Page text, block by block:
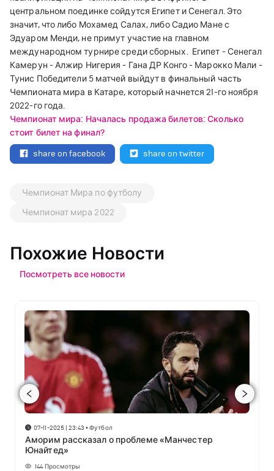
центральном поединке сойдутся Египет и Сенегал. Это
значит, что либо Мохамед Салах, либо Садио Мане с
Эдуаром Менди, не примут участие на главном
международном турнире среди сборных. Египет - Сенегал
Камерун - Алжир Нигерия - Гана ДР Конго - Марокко Мали -
Тунис Победители 5 матчей выйдут в финальный часть
Чемпионата мира в Катаре, который начнется 21-го ноября
2022-го года.
Чемпионат мира: Началась продажа билетов: Сколько
стоит билет на финал?
share on facebook
share on twitter
Чемпионат Мира по футболу
Чемпионат мира 2022
Похожие Новости
Посмотреть все новости
07-11-2025 | 23:43 •Футбол
Аморим рассказал о проблеме «Манчестер
Юнайтед»
144 Просмотры